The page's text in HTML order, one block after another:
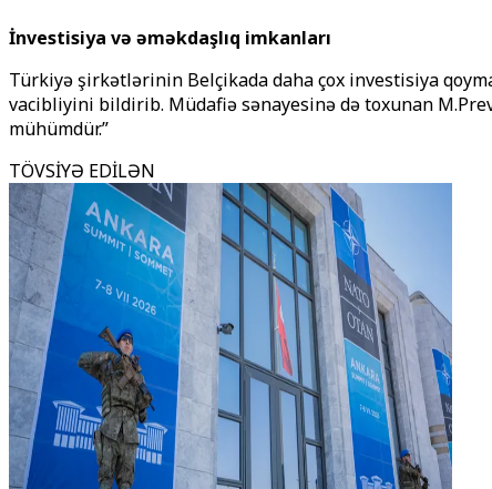
İnvestisiya və əməkdaşlıq imkanları
Türkiyə şirkətlərinin Belçikada daha çox investisiya
vacibliyini bildirib. Müdafiə sənayesinə də toxunan
mühümdür.”
TÖVSİYƏ EDİLƏN